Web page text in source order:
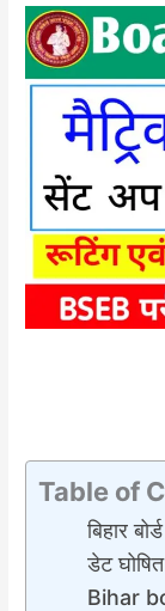
Table of
बिहार
डेट
Bihar